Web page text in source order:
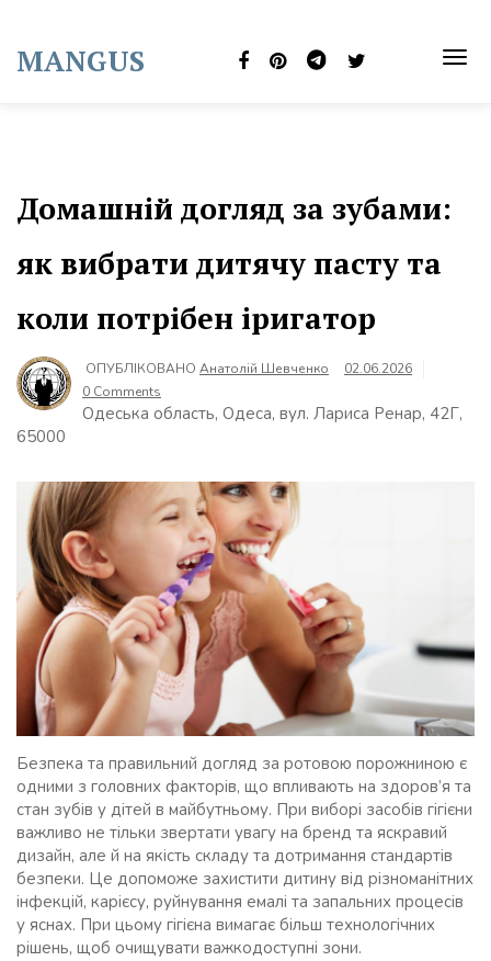
content
MANGUS
Домашній догляд за зубами:
як вибрати дитячу пасту та
коли потрібен іригатор
ОПУБЛІКОВАНО Анатолій Шевченко
02.06.2026
0 Comments
Одеська область, Одеса, вул. Лариса Ренар, 42Г,
65000
Безпека та правильний догляд за ротовою порожниною є
одними з головних факторів, що впливають на здоров’я та
стан зубів у дітей в майбутньому. При виборі засобів гігієни
важливо не тільки звертати увагу на бренд та яскравий
дизайн, але й на якість складу та дотримання стандартів
безпеки. Це допоможе захистити дитину від різноманітних
інфекцій, карієсу, руйнування емалі та запальних процесів
у яснах. При цьому гігієна вимагає більш технологічних
рішень, щоб очищувати важкодоступні зони.